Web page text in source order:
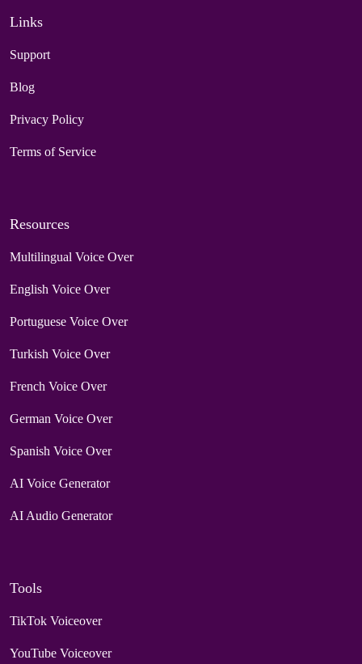
Links
Support
Blog
Privacy Policy
Terms of Service
Resources
Multilingual Voice Over
English Voice Over
Portuguese Voice Over
Turkish Voice Over
French Voice Over
German Voice Over
Spanish Voice Over
AI Voice Generator
AI Audio Generator
Tools
TikTok Voiceover
YouTube Voiceover